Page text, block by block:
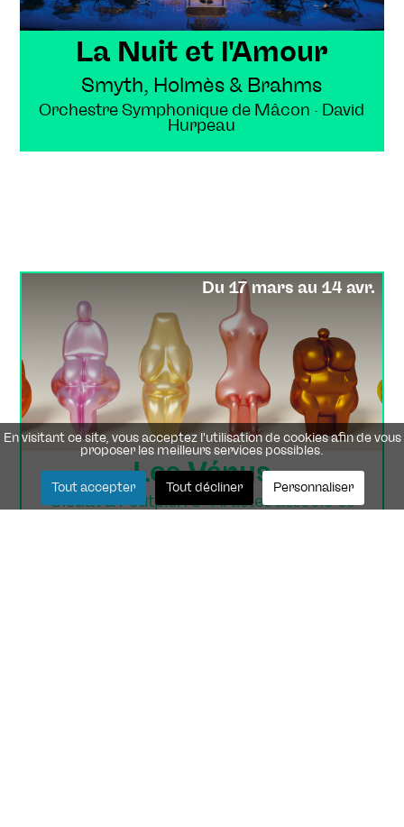
La Nuit et l'Amour
Smyth, Holmès & Brahms
Orchestre Symphonique de Mâcon · David
Hurpeau
Du 17 mars au 14 avr.
Les Vénus
Clédat & Petitpierre · Artistes associé·es
En visitant ce site, vous acceptez l'utilisation de cookies afin de vous
proposer les meilleurs services possibles.
Tout accepter Tout décliner Personnaliser